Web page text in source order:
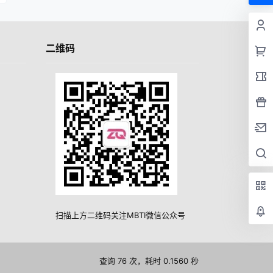
二维码
扫描上方二维码关注MBTI微信公众号
查询 76 次，耗时 0.1560 秒